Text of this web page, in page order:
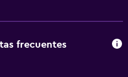
frecuentes